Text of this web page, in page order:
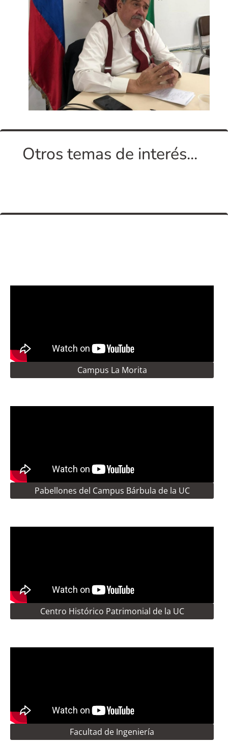
Otros temas de interés...
Campus La Morita
Pabellones del Campus Bárbula de la UC
Centro Histórico Patrimonial de la UC
Facultad de Ingeniería